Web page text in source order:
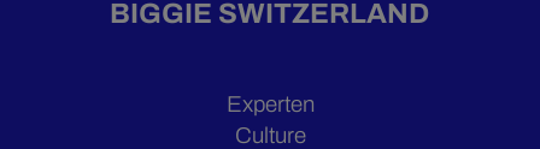
BIGGIE SWITZERLAND
Experten
Culture